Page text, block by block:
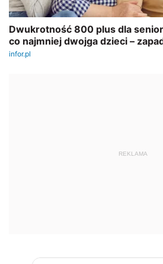
REKLAMA